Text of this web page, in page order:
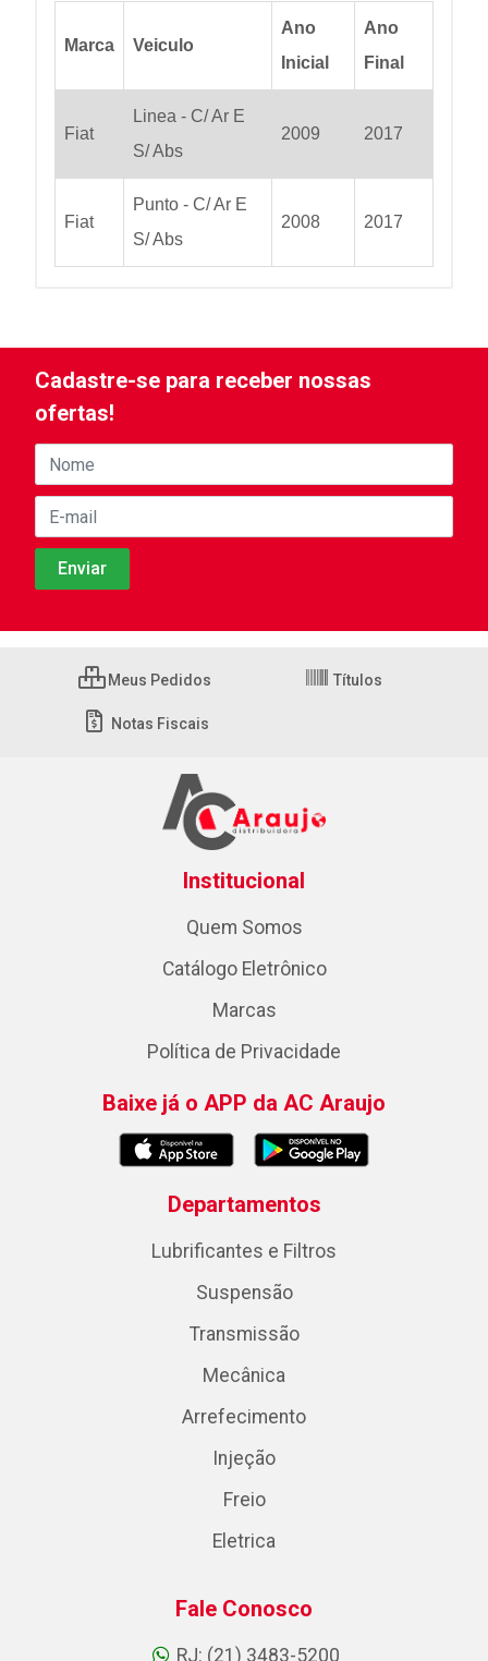
Marca Veiculo
Ano
Inicial
Ano
Final
Fiat
Linea - C/ Ar E
S/ Abs
2009 2017
Fiat
Punto - C/ Ar E
S/ Abs
2008 2017
Cadastre-se para receber nossas
ofertas!
Meus Pedidos Títulos
Notas Fiscais
Institucional
Quem Somos
Catálogo Eletrônico
Marcas
Política de Privacidade
Baixe já o APP da AC Araujo
Departamentos
Lubrificantes e Filtros
Suspensão
Transmissão
Mecânica
Arrefecimento
Injeção
Freio
Eletrica
Fale Conosco
RJ: (21) 3483-5200